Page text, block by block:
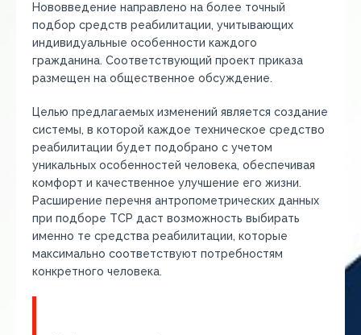
Нововведение направлено на более точный
подбор средств реабилитации, учитывающих
индивидуальные особенности каждого
гражданина. Соответствующий проект приказа
размещен на общественное обсуждение.
Целью предлагаемых изменений является создание
системы, в которой каждое техническое средство
реабилитации будет подобрано с учетом
уникальных особенностей человека, обеспечивая
комфорт и качественное улучшение его жизни.
Расширение перечня антропометрических данных
при подборе ТСР даст возможность выбирать
именно те средства реабилитации, которые
максимально соответствуют потребностям
конкретного человека.